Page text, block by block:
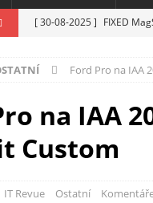
[ 30-08-2025 ] FIXED
[ 14-05-2025 ]
Genius na
kanceláře i domácnosti
Nová
C5100 a 6100
PERIFERIE
Ford Pro na IAA
na IAA
Custom
IT Revue Ostatní